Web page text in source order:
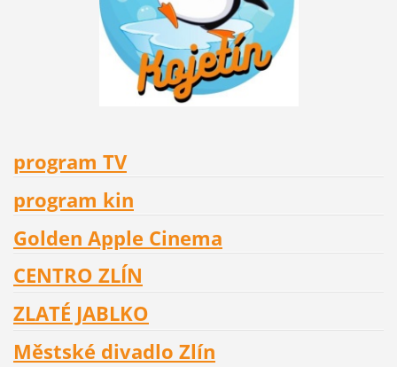
program TV
program kin
Golden Apple Cinema
CENTRO ZLÍN
ZLATÉ JABLKO
Městské divadlo Zlín